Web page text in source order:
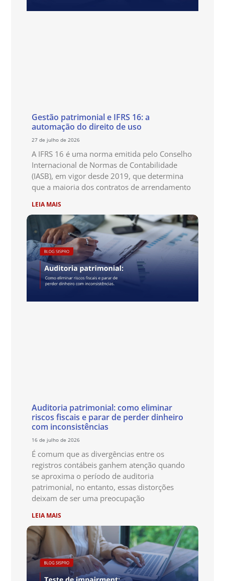
Gestão patrimonial e IFRS 16: a
automação do direito de uso
27 de julho de 2026
A IFRS 16 é uma norma emitida pelo Conselho
Internacional de Normas de Contabilidade
(IASB), em vigor desde 2019, que determina
que a maioria dos contratos de arrendamento
LEIA MAIS
Auditoria patrimonial: como eliminar
riscos fiscais e parar de perder dinheiro
com inconsistências
16 de julho de 2026
É comum que as divergências entre os
registros contábeis ganhem atenção quando
se aproxima o período de auditoria
patrimonial, no entanto, essas distorções
deixam de ser uma preocupação
LEIA MAIS